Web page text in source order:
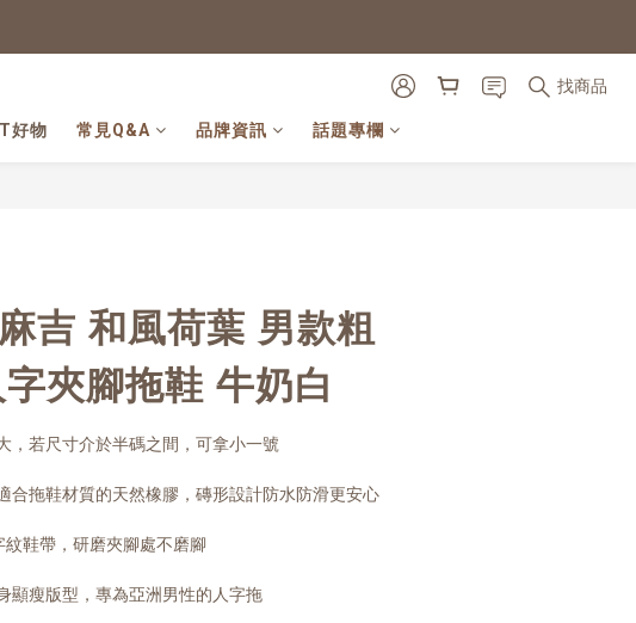
找商品
好物 常見Q&A 品牌資訊 話題專欄
吉 和風荷葉 男款粗
夾腳拖鞋 牛奶白
，若尺寸介於半碼之間，可拿小一號
合拖鞋材質的天然橡膠，磚形設計防水防滑更安心
紋鞋帶，研磨夾腳處不磨腳
顯瘦版型，專為亞洲男性的人字拖